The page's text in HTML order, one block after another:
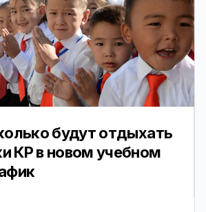
будут отдыхать
КР в новом учебном